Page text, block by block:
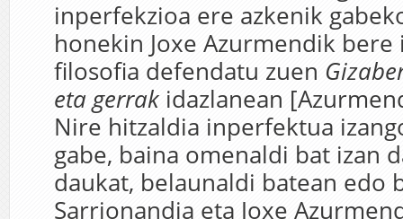
inperfekzioa ere azkenik
honekin Joxe Azurmendik
filosofia defendatu zuen
eta gerrak idazlanean
Nire hitzaldia inperfektua
gabe, baina omenaldi bat izan
daukat, belaunaldi batean edo
Sarrionandia eta Joxe